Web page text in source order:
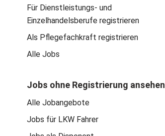
Für Dienstleistungs- und
Einzelhandelsberufe registrieren
Als Pflegefachkraft registrieren
Alle Jobs
Jobs ohne Registrierung ansehen
Alle Jobangebote
Jobs für LKW Fahrer